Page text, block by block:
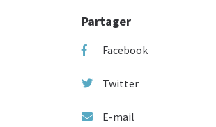
Partager
Facebook
Twitter
E-mail